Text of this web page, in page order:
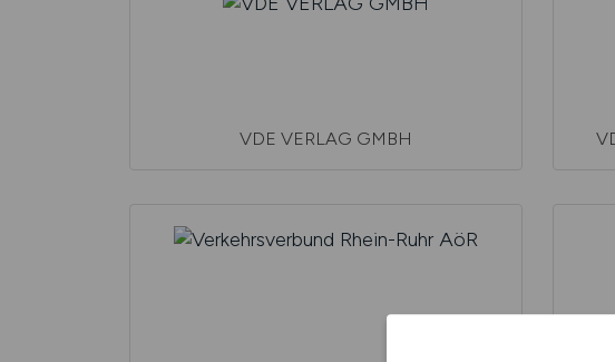
VDE VERLAG GMBH